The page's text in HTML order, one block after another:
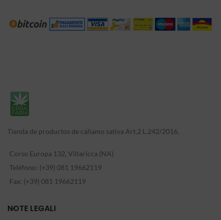
Tienda de productos de cáñamo sativa Art.2 L.242/2016.
Corso Europa 132, Villaricca (NA)
Teléfono: (+39) 081 19662119
Fax: (+39) 081 19662119
NOTE LEGALI